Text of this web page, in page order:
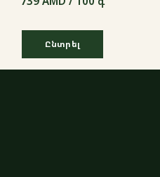
Ընտրել
739 AMD / 100 գ